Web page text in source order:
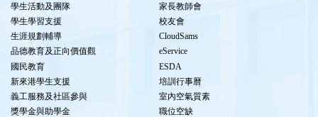
學生活動及團隊
學生學習支援
生涯規劃輔導
品德教育及正向價值觀
國民教育
新來港學生支援
義工服務及社區參與
獎學金與助學金
家長教師會
校友會
CloudSams
eService
ESDA
培訓行事曆
室內空氣質素
職位空缺